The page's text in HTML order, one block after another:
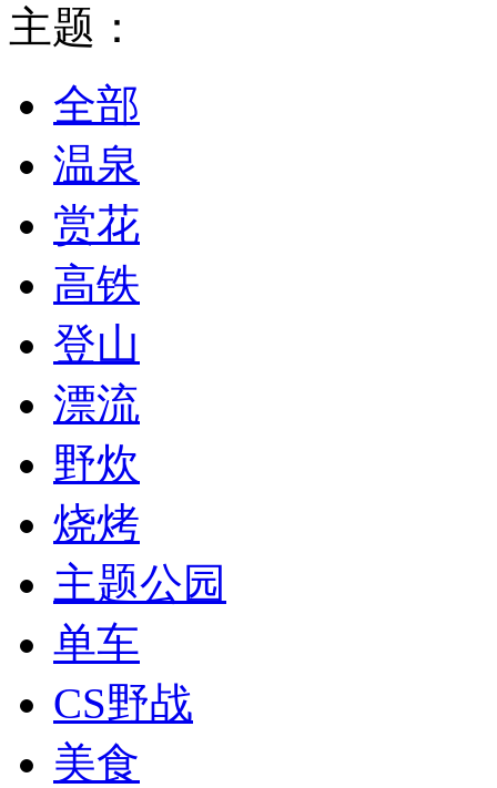
主题：
全部
温泉
赏花
高铁
登山
漂流
野炊
烧烤
主题公园
单车
CS野战
美食